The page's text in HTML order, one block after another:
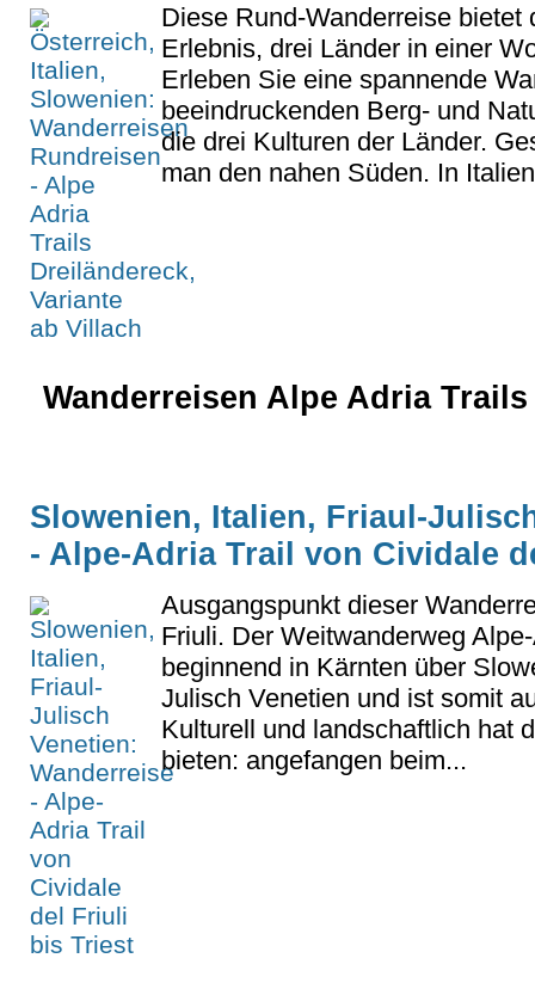
Diese Rund-Wanderreise bietet
Erlebnis, drei Länder in einer
Erleben Sie eine spannende
beeindruckenden Berg- und
die drei Kulturen der Länder.
man den nahen Süden. In
Wanderreisen Alpe Adria
Slowenien, Italien, Friaul-
- Alpe-Adria Trail von Cividale
Ausgangspunkt dieser
Friuli. Der Weitwanderweg
beginnend in Kärnten über
Julisch Venetien und ist somit
Kulturell und landschaftlich hat
bieten: angefangen beim...